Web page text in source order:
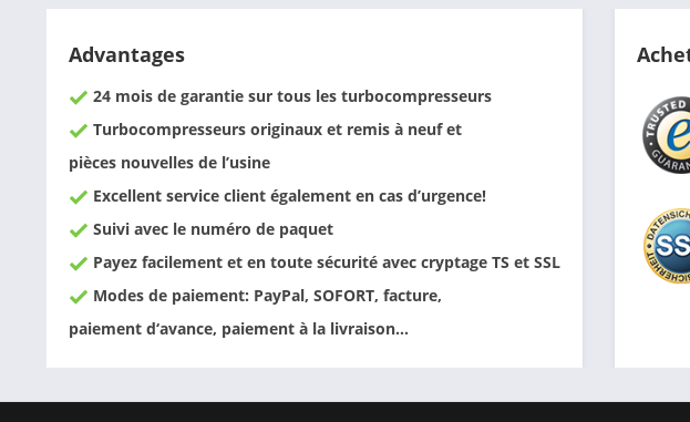
Advantages
24 mois de garantie sur tous les turbocompresseurs
Turbocompresseurs originaux et remis à neuf et
pièces nouvelles de l’usine
Excellent service client également en cas d’urgence!
Suivi avec le numéro de paquet
Payez facilement et en toute sécurité avec cryptage TS et SSL
Modes de paiement: PayPal, SOFORT, facture,
paiement d‘avance, paiement à la livraison…